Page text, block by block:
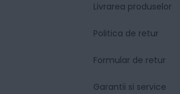
Livrarea produselor
Politica de retur
Formular de retur
Garantii si service